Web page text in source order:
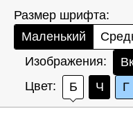
Размер шрифта:
Маленький
Изображения:
Цвет:
Б Ч Г